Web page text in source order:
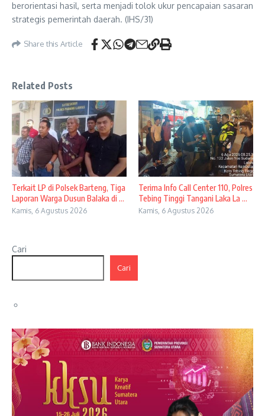
berorientasi hasil, serta menjadi tolok ukur pencapaian sasaran
strategis pemerintah daerah. (IHS/31)
Share this Article
Related Posts
Terkait LP di Polsek Barteng, Tiga
Laporan Warga Dusun Balaka di ...
Kamis, 6 Agustus 2026
Terima Info Call Center 110, Polres
Tebing Tinggi Tangani Laka La ...
Kamis, 6 Agustus 2026
Cari
Cari